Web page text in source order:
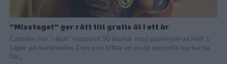
”Misstaget” ger rätt till gratis öl i ett år
Camden har ”råkat” släppa ut 50 burkar med pastöriserad Hell´s
Lager på marknaden. Den som hittar en av de speciella burkarna
får...